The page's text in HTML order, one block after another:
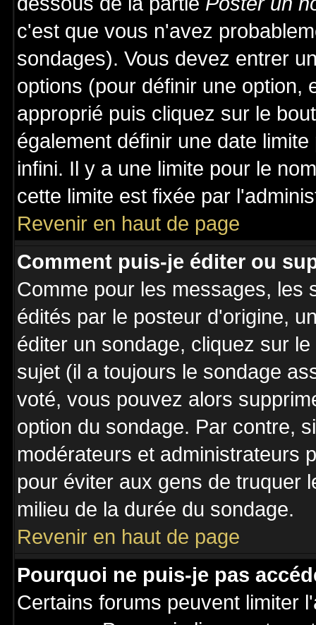
c'est que vous n'avez
sondages). Vous devez entrer
options (pour définir une option,
approprié puis cliquez sur le
également définir une date
infini. Il y a une limite pour le
cette limite est fixée par
Revenir en haut de page
Comment puis-je éditer ou
Comme pour les messages, les
édités par le posteur d'origine,
éditer un sondage, cliquez sur
sujet (il a toujours le sondage
voté, vous pouvez alors
option du sondage. Par contre,
modérateurs et administrateurs
pour éviter aux gens de truquer
milieu de la durée du sondage.
Revenir en haut de page
Pourquoi ne puis-je pas
Certains forums peuvent limiter